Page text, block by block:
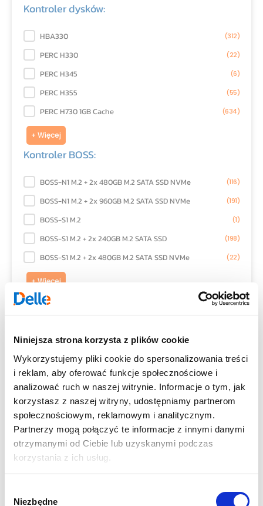
Niniejsza strona korzysta z plików cookie
Wykorzystujemy pliki cookie do spersonalizowania treści
i reklam, aby oferować funkcje społecznościowe i
analizować ruch w naszej witrynie. Informacje o tym, jak
korzystasz z naszej witryny, udostępniamy partnerom
społecznościowym, reklamowym i analitycznym.
Partnerzy mogą połączyć te informacje z innymi danymi
otrzymanymi od Ciebie lub uzyskanymi podczas
korzystania z ich usług.
zgody
Niezbędne
Kontroler dysków:
Kontroler dysków:
HBA330 (312)
PERC H330 (22)
PERC H345 (6)
PERC H355 (55)
PERC H730 1GB Cache (634)
+ Więcej
Kontroler BOSS:
Kontroler BOSS:
BOSS-N1 M.2 + 2x 480GB M.2 SATA SSD NVMe (116)
BOSS-N1 M.2 + 2x 960GB M.2 SATA SSD NVMe (191)
BOSS-S1 M.2 (1)
BOSS-S1 M.2 + 2x 240GB M.2 SATA SSD (198)
BOSS-S1 M.2 + 2x 480GB M.2 SATA SSD NVMe (22)
+ Więcej
Karta sieciowa NDC:
2x1Gb RJ45, 2x10Gb RJ45, Intel I350/X550
2x1Gb RJ45, 2x10Gb SFP+, Intel i350/X710
2x25Gb SFP28, Broadcom 57414 (115)
2x25Gb SFP28, Mellanox CX4121C ConnectX-4 (53)
+ Więcej
Karta sieciowa OCP:
Karta sieciowa OCP:
2x10Gb RJ45, Broadcom 57416 (94)
(63)